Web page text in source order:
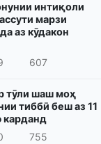
интиқоли
марзи
аз кӯдакон
607
тӯли шаш моҳ
тиббӣ беш аз 11
карданд
755